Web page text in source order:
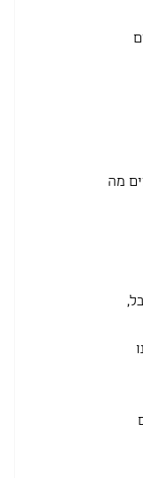
מה